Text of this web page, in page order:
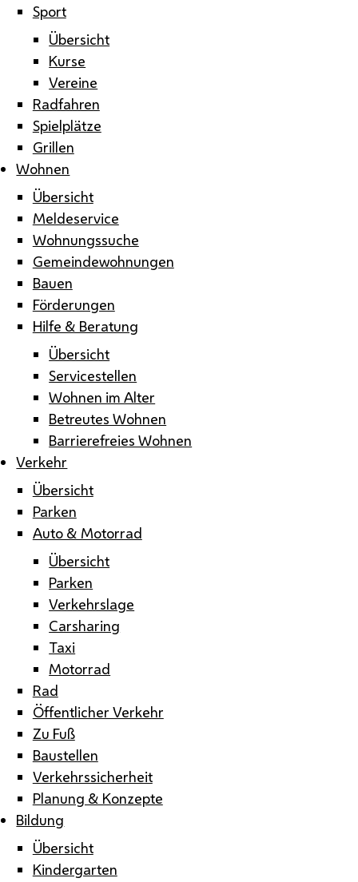
Sport
Übersicht
Kurse
Vereine
Radfahren
Spielplätze
Grillen
Wohnen
Übersicht
Meldeservice
Wohnungssuche
Gemeindewohnungen
Bauen
Förderungen
Hilfe & Beratung
Übersicht
Servicestellen
Wohnen im Alter
Betreutes Wohnen
Barrierefreies Wohnen
Verkehr
Übersicht
Parken
Auto & Motorrad
Übersicht
Parken
Verkehrslage
Carsharing
Taxi
Motorrad
Rad
Öffentlicher Verkehr
Zu Fuß
Baustellen
Verkehrssicherheit
Planung & Konzepte
Bildung
Übersicht
Kindergarten